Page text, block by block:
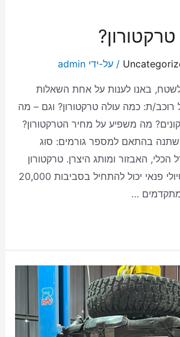
/ על-ידי admin
לשטח, באנו לענות על אחת השאלות
רוכב/ת: כמה עולה טרקטורון? וגם – מה
מה משפיע על מחיר הטרקטורון?
בהתאם למספר גורמים: סוג
הכלי, האבזור ומותג היצרן. טרקטורון
בסיסי שמתאים לטיולי פנאי יכול להתחיל בסביבות 20,000
…